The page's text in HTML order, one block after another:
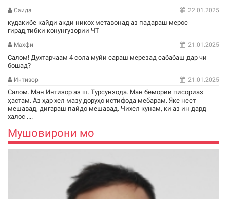
Саида 22.01.2025
кудакибе кайди акди никох метавонад аз падараш мерос
гирад,тибки конунгузории ЧТ
Махфи 21.01.2025
Салом! Духтарчаам 4 сола муйи сараш мерезад сабабаш дар чи
бошад?
Интизор 21.01.2025
Салом. Ман Интизор аз ш. Турсунзода. Ман бемории писориаз
ҳастам. Аз ҳар хел мазу доруҳо истифода мебарам. Яке нест
мешавад, дигараш пайдо мешавад. Чихел кунам, ки аз ин дард
халос ....
Мушовирони мо